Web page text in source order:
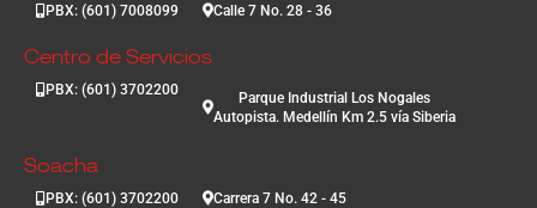
PBX: (601) 7008099 Calle 7 No. 28 - 36
Centro de Servicios
PBX: (601) 3702200
Parque Industrial Los Nogales
Autopista. Medellín Km 2.5 vía Siberia
Soacha
PBX: (601) 3702200 Carrera 7 No. 42 - 45